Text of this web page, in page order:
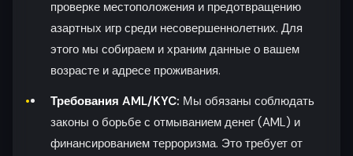
проверке местоположения и предотвращению
азартных игр среди несовершеннолетних. Для
этого мы собираем и храним данные о вашем
возрасте и адресе проживания.
Требования AML/KYC: Мы обязаны соблюдать
законы о борьбе с отмыванием денег (AML) и
финансированием терроризма. Это требует от